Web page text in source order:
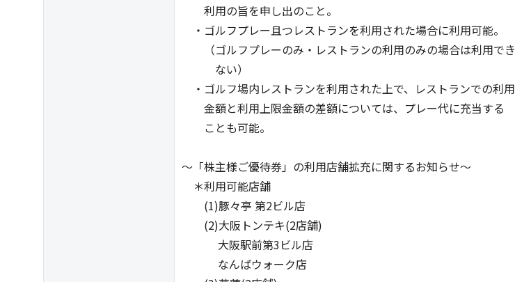
利用の旨を申し出のこと。
・ゴルフプレー且つレストランを利用された場合に利用可能。
（ゴルフプレーのみ・レストランの利用のみの場合は利用でき
ない）
・ゴルフ場内レストランを利用された上で、レストランでの利用
金額と利用上限金額の差額については、プレー代に充当する
ことも可能。
～「株主様ご優待券」の利用店舗拡充に関するお知らせ～
＊利用可能店舗
(1)豚々亭 第2ビル店
(2)大阪トンテキ(2店舗)
大阪駅前第3ビル店
なんばウォーク店